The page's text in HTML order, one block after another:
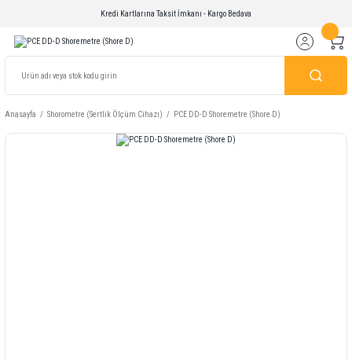
Kredi Kartlarına Taksit İmkanı - Kargo Bedava
Anasayfa Shorometre (Sertlik Ölçüm Cihazı) PCE DD-D Shoremetre (Shore D)